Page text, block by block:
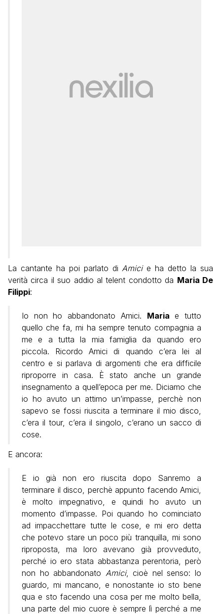
La cantante ha poi parlato di Amicie ha detto la sua
verità circa il suo addio al telent condotto da Maria De
Filippi:
Io non ho abbandonato Amici. Maria e tutto
quello che fa, mi ha sempre tenuto compagnia a
me e a tutta la mia famiglia da quando ero
piccola. Ricordo Amici di quando c’era lei al
centro e si parlava di argomenti che era difficile
riproporre in casa. È stato anche un grande
insegnamento a quell’epoca per me. Diciamo che
io ho avuto un attimo un’impasse, perchè non
sapevo se fossi riuscita a terminare il mio disco,
c’era il tour, c’era il singolo, c’erano un sacco di
cose.
E ancora:
E io già non ero riuscita dopo Sanremo a
terminare il disco, perchè appunto facendo Amici,
è molto impegnativo, e quindi ho avuto un
momento d’impasse. Poi quando ho cominciato
ad impacchettare tutte le cose, e mi ero detta
che potevo stare un poco più tranquilla, mi sono
riproposta, ma loro avevano già provveduto,
perché io ero stata abbastanza perentoria, però
non ho abbandonato Amici, cioè nel senso: lo
guardo, mi mancano, e nonostante io sto bene
qua e sto facendo una cosa per me molto bella,
una parte del mio cuore è sempre lì perché a me